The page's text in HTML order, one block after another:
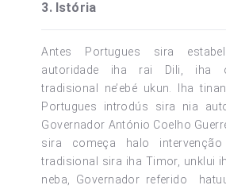
3. Istória
Antes Portugues sira
autoridade iha rai Dili, iha
tradisional ne’ebé ukun. Iha
Portugues introdús sira nia
Governador António Coelho
sira começa halo
tradisional sira iha Timor, unklui
neba, Governador referido